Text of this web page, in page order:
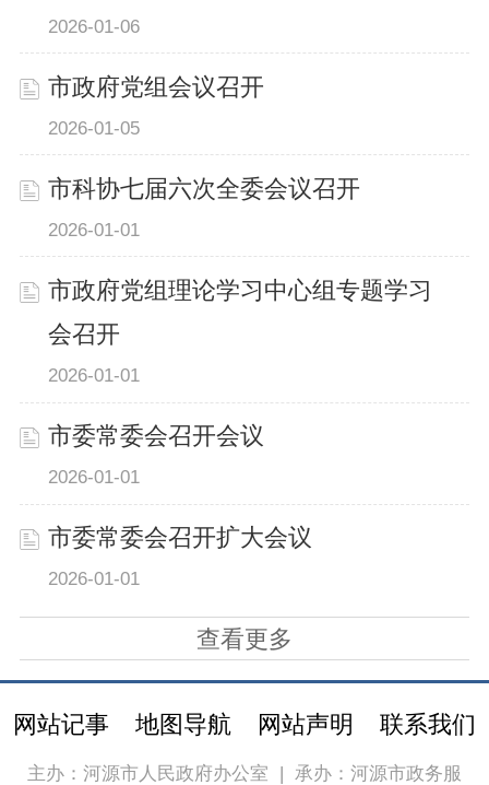
2026-01-06
市政府党组会议召开
2026-01-05
市科协七届六次全委会议召开
2026-01-01
市政府党组理论学习中心组专题学习
会召开
2026-01-01
市委常委会召开会议
2026-01-01
市委常委会召开扩大会议
2026-01-01
查看更多
网站记事 地图导航 网站声明 联系我们
主办：河源市人民政府办公室 承办：河源市政务服